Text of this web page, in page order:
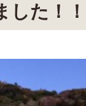
した！！